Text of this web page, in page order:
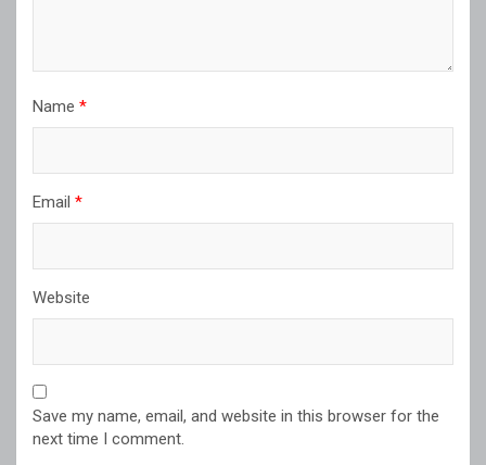
Name *
Email *
Website
Save my name, email, and website in this browser for the
next time I comment.